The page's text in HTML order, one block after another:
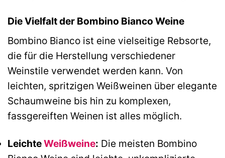
Die Vielfalt der Bombino Bianco Weine
Bombino Bianco ist eine vielseitige Rebsorte,
die für die Herstellung verschiedener
Weinstile verwendet werden kann. Von
leichten, spritzigen Weißweinen über elegante
Schaumweine bis hin zu komplexen,
fassgereiften Weinen ist alles möglich.
LeichteWeißweine: Die meisten Bombino